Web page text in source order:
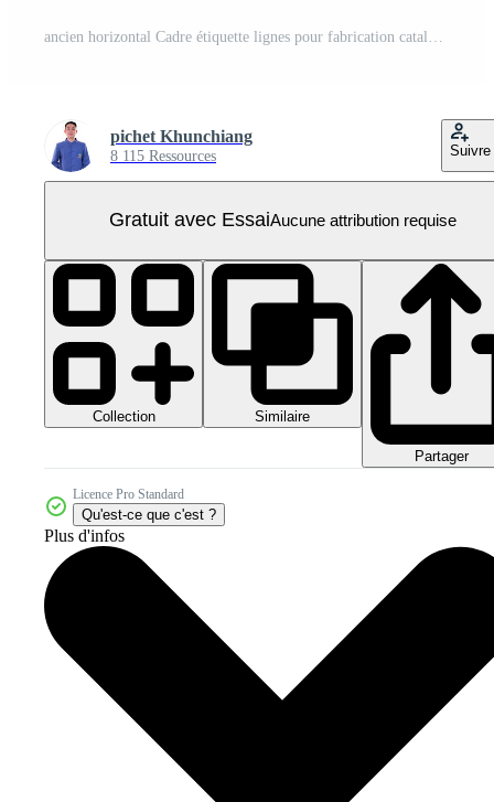
pichet Khunchiang
8 115 Ressources Suivre
Gratuit avec EssaiAucune attribution requise
Collection Similaire
Partager
Licence Pro Standard
Qu'est-ce que c'est ?
Plus d'infos